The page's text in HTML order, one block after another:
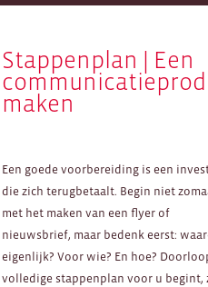
Stappenplan | Een
maken
Een goede voorbereiding is een
die zich terugbetaalt. Begin niet
met het maken van een flyer of
nieuwsbrief, maar bedenk eerst:
eigenlijk? Voor wie? En hoe?
volledige stappenplan voor u begint,